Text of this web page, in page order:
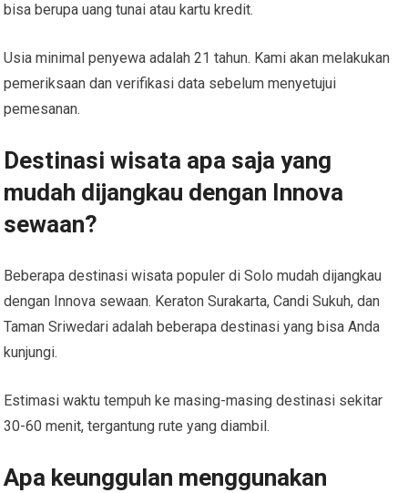
bisa berupa uang tunai atau kartu kredit.
Usia minimal penyewa adalah 21 tahun. Kami akan melakukan
pemeriksaan dan verifikasi data sebelum menyetujui
pemesanan.
Destinasi wisata apa saja yang
mudah dijangkau dengan Innova
sewaan?
Beberapa destinasi wisata populer di Solo mudah dijangkau
dengan Innova sewaan. Keraton Surakarta, Candi Sukuh, dan
Taman Sriwedari adalah beberapa destinasi yang bisa Anda
kunjungi.
Estimasi waktu tempuh ke masing-masing destinasi sekitar
30-60 menit, tergantung rute yang diambil.
Apa keunggulan menggunakan